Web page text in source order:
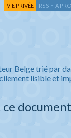
VIE PRIVÉE RSS - A
Belge trié par
lisible et